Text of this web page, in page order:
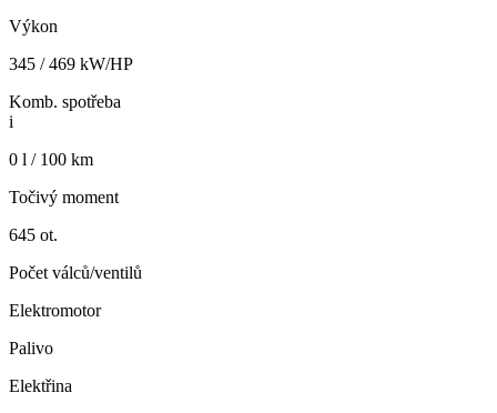
Výkon
345 / 469 kW/HP
Komb. spotřeba
i
0 l / 100 km
Točivý moment
645 ot.
Počet válců/ventilů
Elektromotor
Palivo
Elektřina